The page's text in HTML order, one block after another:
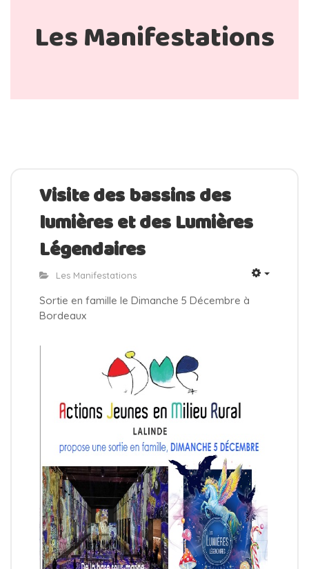
Les Manifestations
Visite des bassins des
lumières et des Lumières
Légendaires
Les Manifestations
Sortie en famille le Dimanche 5 Décembre à
Bordeaux